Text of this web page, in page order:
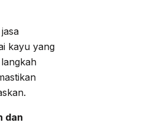
kayu yang
dan